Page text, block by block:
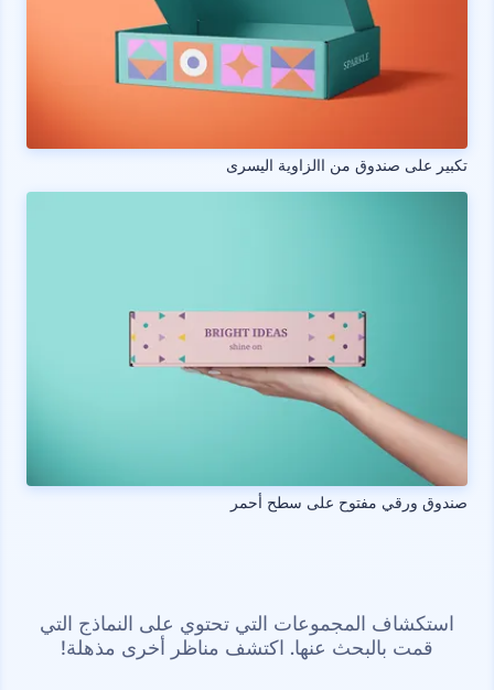
تكبير على صندوق من االزاوية اليسرى
صندوق ورقي مفتوح على سطح أحمر
استكشاف المجموعات التي تحتوي على النماذج التي
قمت بالبحث عنها. اكتشف مناظر أخرى مذهلة!